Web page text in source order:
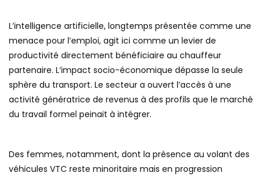
L’intelligence artificielle, longtemps présentée comme une
menace pour l’emploi, agit ici comme un levier de
productivité directement bénéficiaire au chauffeur
partenaire. L’impact socio-économique dépasse la seule
sphère du transport. Le secteur a ouvert l’accès à une
activité génératrice de revenus à des profils que le marché
du travail formel peinait à intégrer.
Des femmes, notamment, dont la présence au volant des
véhicules VTC reste minoritaire mais en progression